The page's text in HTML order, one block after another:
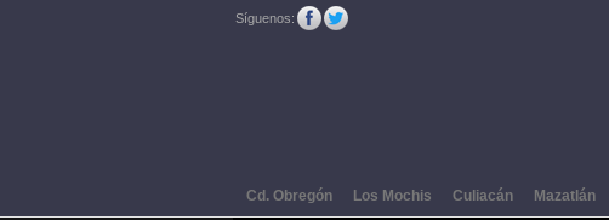
Síguenos:
Cd. Obregón Los Mochis Culiacán Mazatlán